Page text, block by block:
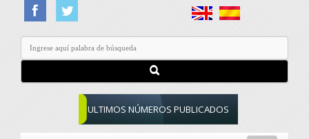
ULTIMOS NÚMEROS PUBLICADOS